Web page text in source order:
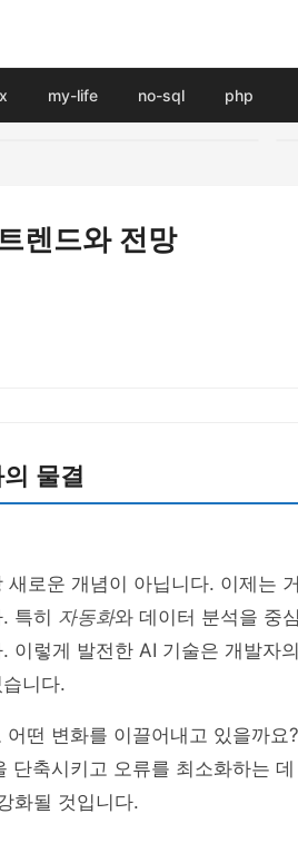
my-life no-sql php
렌드와 전망
물결
새로운 개념이 아닙니다. 이제는
특히 자동화와 데이터 분석을 중
이렇게 발전한 AI 기술은 개발자
니다.
떤 변화를 이끌어내고 있을까요
단축시키고 오류를 최소화하는
화될 것입니다.